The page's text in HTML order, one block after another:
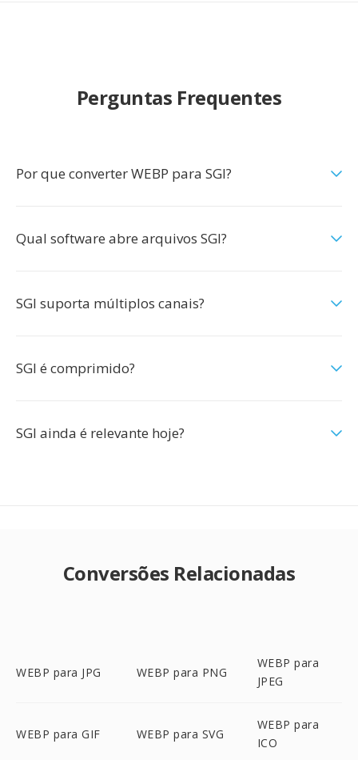
Perguntas Frequentes
Por que converter WEBP para SGI?
Qual software abre arquivos SGI?
SGI suporta múltiplos canais?
SGI é comprimido?
SGI ainda é relevante hoje?
Conversões Relacionadas
WEBP para JPG WEBP para PNG
WEBP para
JPEG
WEBP para GIF WEBP para SVG
WEBP para
ICO